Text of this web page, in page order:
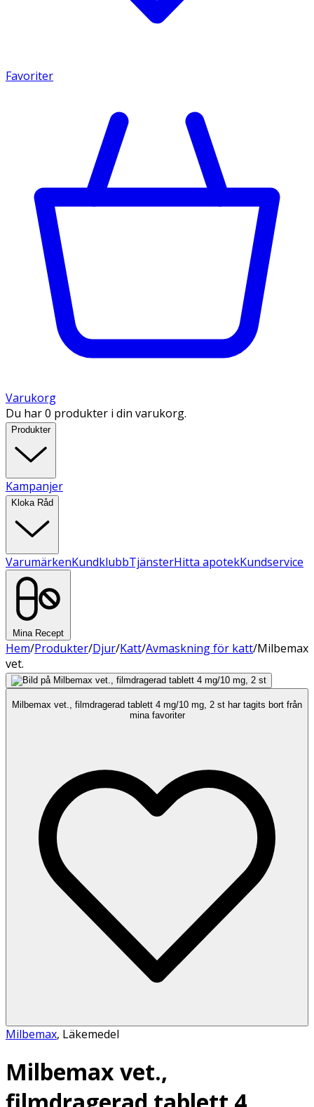
Favoriter
Varukorg
Du har 0 produkter i din varukorg.
Produkter
Kampanjer
Kloka Råd
VarumärkenKundklubbTjänsterHitta apotekKundservice
Mina Recept
Hem/Produkter/Djur/Katt/Avmaskning för katt/Milbemax
vet.
Milbemax vet., filmdragerad tablett 4 mg/10 mg, 2 st har tagits bort från
mina favoriter
Milbemax, Läkemedel
Milbemax vet.,